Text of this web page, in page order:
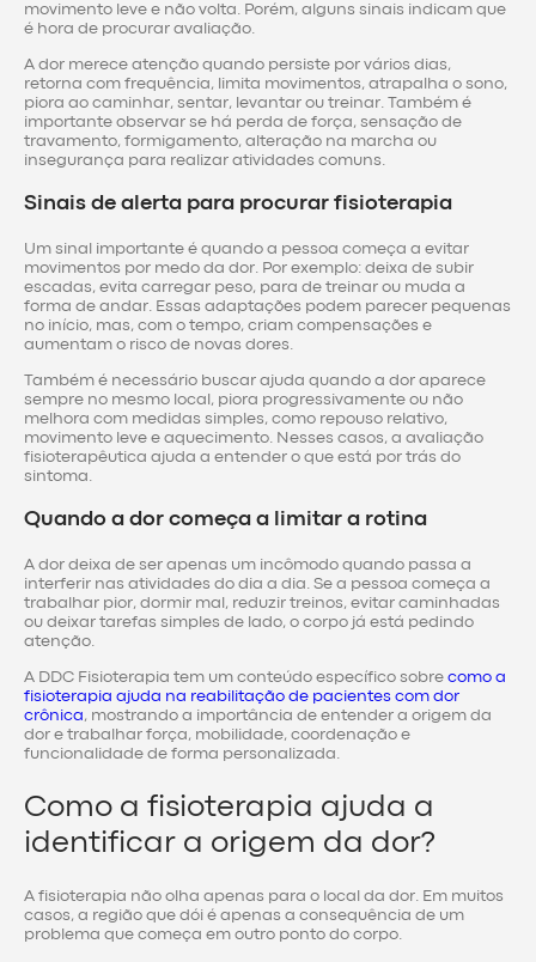
movimento leve e não volta. Porém, alguns sinais indicam que
é hora de procurar avaliação.
A dor merece atenção quando persiste por vários dias,
retorna com frequência, limita movimentos, atrapalha o sono,
piora ao caminhar, sentar, levantar ou treinar. Também é
importante observar se há perda de força, sensação de
travamento, formigamento, alteração na marcha ou
insegurança para realizar atividades comuns.
Sinais de alerta para procurar fisioterapia
Um sinal importante é quando a pessoa começa a evitar
movimentos por medo da dor. Por exemplo: deixa de subir
escadas, evita carregar peso, para de treinar ou muda a
forma de andar. Essas adaptações podem parecer pequenas
no início, mas, com o tempo, criam compensações e
aumentam o risco de novas dores.
Também é necessário buscar ajuda quando a dor aparece
sempre no mesmo local, piora progressivamente ou não
melhora com medidas simples, como repouso relativo,
movimento leve e aquecimento. Nesses casos, a avaliação
fisioterapêutica ajuda a entender o que está por trás do
sintoma.
Quando a dor começa a limitar a rotina
A dor deixa de ser apenas um incômodo quando passa a
interferir nas atividades do dia a dia. Se a pessoa começa a
trabalhar pior, dormir mal, reduzir treinos, evitar caminhadas
ou deixar tarefas simples de lado, o corpo já está pedindo
atenção.
A DDC Fisioterapia tem um conteúdo específico sobre como a
fisioterapia ajuda na reabilitação de pacientes com dor
crônica, mostrando a importância de entender a origem da
dor e trabalhar força, mobilidade, coordenação e
funcionalidade de forma personalizada.
Como a fisioterapia ajuda a
identificar a origem da dor?
A fisioterapia não olha apenas para o local da dor. Em muitos
casos, a região que dói é apenas a consequência de um
problema que começa em outro ponto do corpo.